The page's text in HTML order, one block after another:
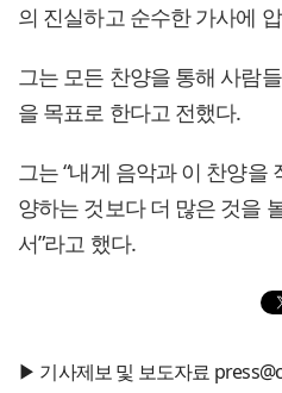
의 진실하고 순수한 가사에
그는 모든 찬양을 통해 사람
을 목표로 한다고 전했다.
그는 “내게 음악과 이 찬양을
양하는 것보다 더 많은 것을
서”라고 했다.
▶ 기사제보 및 보도자료